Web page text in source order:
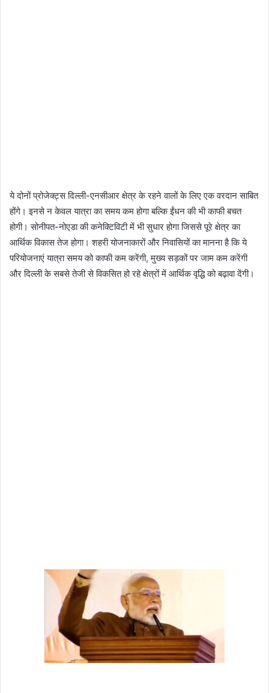
ये दोनों प्रोजेक्ट्स दिल्ली-एनसीआर क्षेत्र के रहने वालों के लिए एक वरदान साबित
होंगे। इनसे न केवल यात्रा का समय कम होगा बल्कि ईंधन की भी काफी बचत
होगी। सोनीपत-नोएडा की कनेक्टिविटी में भी सुधार होगा जिससे पूरे क्षेत्र का
आर्थिक विकास तेज होगा। शहरी योजनाकारों और निवासियों का मानना है कि ये
परियोजनाएं यात्रा समय को काफी कम करेंगी, मुख्य सड़कों पर जाम कम करेंगी
और दिल्ली के सबसे तेजी से विकसित हो रहे क्षेत्रों में आर्थिक वृद्धि को बढ़ावा देंगी।